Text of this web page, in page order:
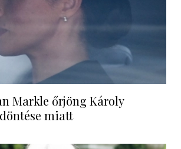
Markle őrjöng Károly
miatt